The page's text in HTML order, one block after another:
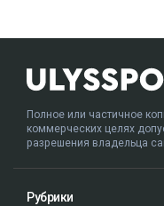
Полное или частичное
коммерческих целях
разрешения владельца
Рубрики